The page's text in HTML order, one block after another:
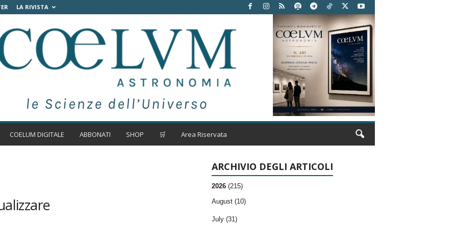
LA RIVISTA
COELUM DIGITALE ABBONATI SHOP 🛒 Area Riservata
ARCHIVIO DEGLI ARTICOLI
2026 (215)
August (10)
July (31)